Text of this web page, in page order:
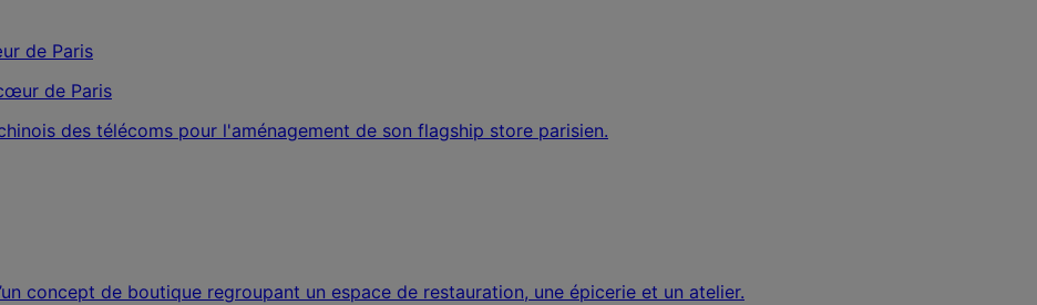
de Paris
des télécoms pour l'aménagement de son flagship store parisien.
concept de boutique regroupant un espace de restauration, une épicerie et un atelier.